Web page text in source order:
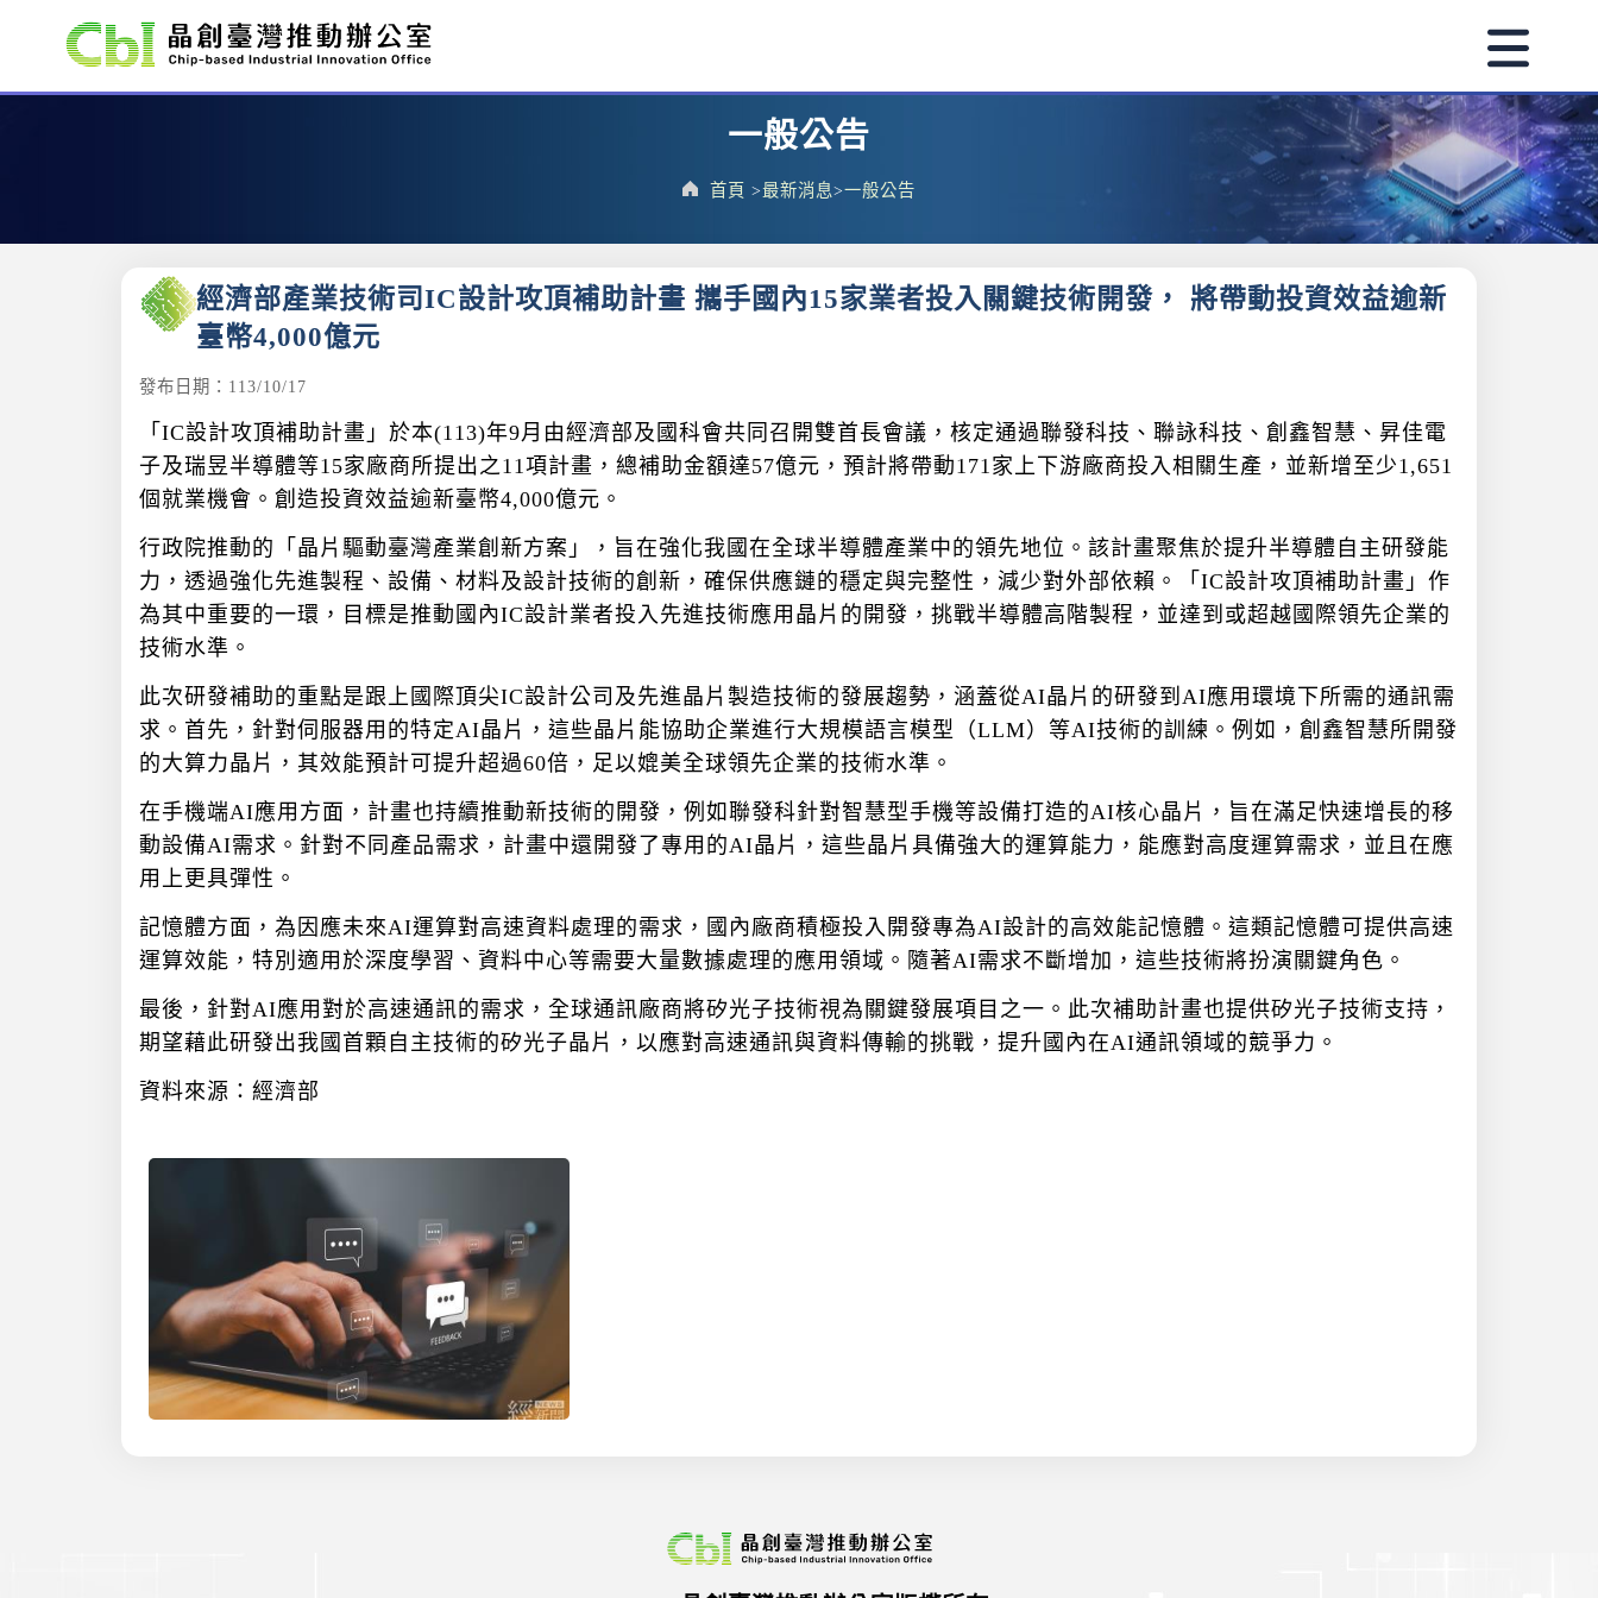
一般公告
首頁 最新消息 一般公告
經濟部產業技術司IC設計攻頂補助計畫 攜手國內15家業者投入關鍵技術開發， 將帶動投資效益逾新
臺幣4,000億元
發布日期：113/10/17
「IC設計攻頂補助計畫」於本(113)年9月由經濟部及國科會共同召開雙首長會議，核定通過聯發科技、聯詠科技、創鑫智慧、昇佳電
子及瑞昱半導體等15家廠商所提出之11項計畫，總補助金額達57億元，預計將帶動171家上下游廠商投入相關生產，並新增至少1,651
個就業機會。創造投資效益逾新臺幣4,000億元。
行政院推動的「晶片驅動臺灣產業創新方案」，旨在強化我國在全球半導體產業中的領先地位。該計畫聚焦於提升半導體自主研發能
力，透過強化先進製程、設備、材料及設計技術的創新，確保供應鏈的穩定與完整性，減少對外部依賴。「IC設計攻頂補助計畫」作
為其中重要的一環，目標是推動國內IC設計業者投入先進技術應用晶片的開發，挑戰半導體高階製程，並達到或超越國際領先企業的
技術水準。
此次研發補助的重點是跟上國際頂尖IC設計公司及先進晶片製造技術的發展趨勢，涵蓋從AI晶片的研發到AI應用環境下所需的通訊需
求。首先，針對伺服器用的特定AI晶片，這些晶片能協助企業進行大規模語言模型（LLM）等AI技術的訓練。例如，創鑫智慧所開發
的大算力晶片，其效能預計可提升超過60倍，足以媲美全球領先企業的技術水準。
在手機端AI應用方面，計畫也持續推動新技術的開發，例如聯發科針對智慧型手機等設備打造的AI核心晶片，旨在滿足快速增長的移
動設備AI需求。針對不同產品需求，計畫中還開發了專用的AI晶片，這些晶片具備強大的運算能力，能應對高度運算需求，並且在應
用上更具彈性。
記憶體方面，為因應未來AI運算對高速資料處理的需求，國內廠商積極投入開發專為AI設計的高效能記憶體。這類記憶體可提供高速
運算效能，特別適用於深度學習、資料中心等需要大量數據處理的應用領域。隨著AI需求不斷增加，這些技術將扮演關鍵角色。
最後，針對AI應用對於高速通訊的需求，全球通訊廠商將矽光子技術視為關鍵發展項目之一。此次補助計畫也提供矽光子技術支持，
期望藉此研發出我國首顆自主技術的矽光子晶片，以應對高速通訊與資料傳輸的挑戰，提升國內在AI通訊領域的競爭力。
資料來源：經濟部